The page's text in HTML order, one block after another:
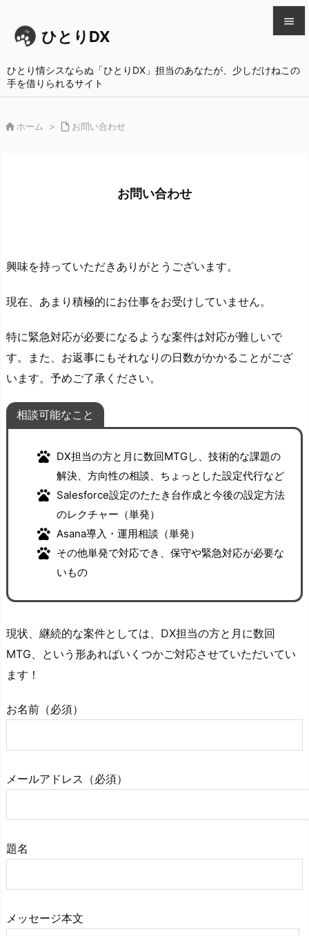
ひとりDX
ひとり情シスならぬ「ひとりDX」担当のあなたが、少しだけねこの
手を借りられるサイト

サイド
 ホーム >  お問い合わせ
お問い合わせ
興味を持っていただきありがとうございます。
現在、あまり積極的にお仕事をお受けしていません。
特に緊急対応が必要になるような案件は対応が難しいで
す。また、お返事にもそれなりの日数がかかることがござ
います。予めご了承ください。
相談可能なこと
DX担当の方と月に数回MTGし、技術的な課題の
解決、方向性の相談、ちょっとした設定代行など
Salesforce設定のたたき台作成と今後の設定方法
のレクチャー（単発）
Asana導入・運用相談（単発）
その他単発で対応でき、保守や緊急対応が必要な
いもの
現状、継続的な案件としては、 DX担当の方と月に数回
MTG 、という形あればいくつかご対応させていただいてい
ます！
お名前（必須）
メールアドレス（必須）
題名
メッセージ本文